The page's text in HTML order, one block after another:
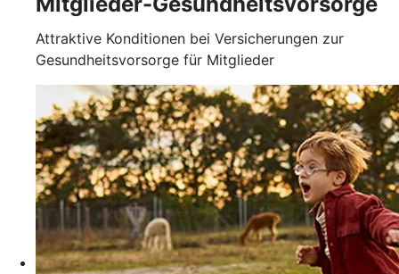
Attraktive Konditionen bei Versicherungen zur
Gesundheitsvorsorge für Mitglieder